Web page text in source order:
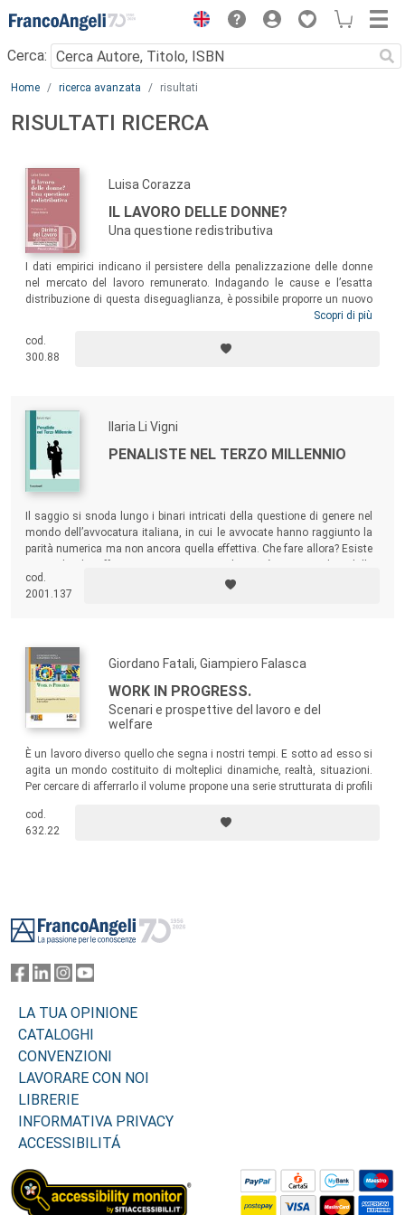
Menu
Cerca:
Main content
Home ricerca avanzata risultati
RISULTATI RICERCA
Luisa Corazza
IL LAVORO DELLE DONNE?
Una questione redistributiva
I dati empirici indicano il persistere della penalizzazione delle donne
nel mercato del lavoro remunerato. Indagando le cause e l’esatta
distribuzione di questa diseguaglianza, è possibile proporre un nuovo
programma, che affianchi al diritto antidiscriminatoriopoliciesin
all’analisi intersezionale, questo libro propone una rilettura critica degli
strumenti giuridici e delle politiche pubbliche che mirano a promuovere
contrasto.
Scopri di più
cod.
300.88
Ilaria Li Vigni
PENALISTE NEL TERZO MILLENNIO
Il saggio si snoda lungo i binari intricati della questione di genere nel
mondo dell’avvocatura italiana, in cui le avvocate hanno raggiunto la
parità numerica ma non ancora quella effettiva. Che fare allora? Esiste
differenze di genere?
cod.
2001.137
Giordano Fatali, Giampiero Falasca
WORK IN PROGRESS.
Scenari e prospettive del lavoro e del
welfare
È un lavoro diverso quello che segna i nostri tempi. E sotto ad esso si
agita un mondo costituito di molteplici dinamiche, realtà, situazioni.
Per cercare di afferrarlo il volume propone una serie strutturata di profili
all’intensa carrellata di
aziendali di spessore.
cod.
632.22
LA TUA OPINIONE
CATALOGHI
CONVENZIONI
LAVORARE CON NOI
LIBRERIE
INFORMATIVA PRIVACY
ACCESSIBILITÁ